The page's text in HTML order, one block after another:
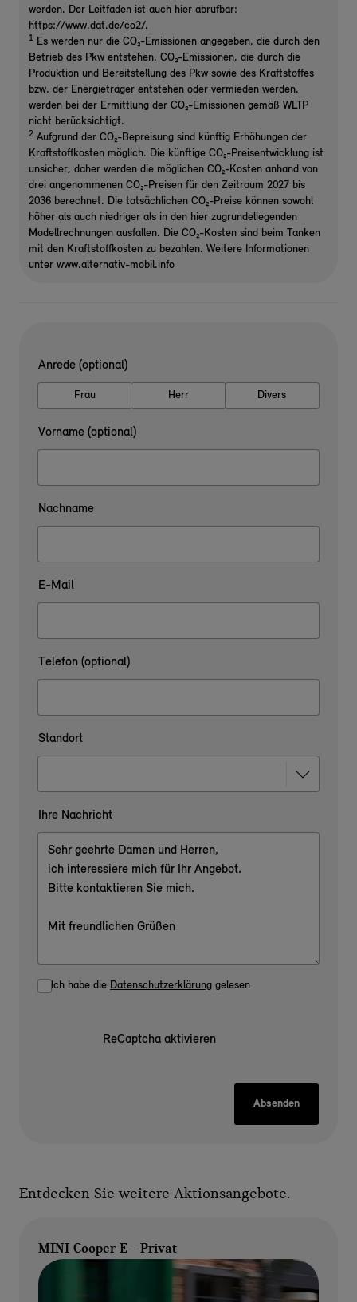
werden. Der Leitfaden ist auch hier abrufbar:
https://www.dat.de/co2/.
1 Es werden nur die CO₂-Emissionen angegeben, die durch den
Betrieb des Pkw entstehen. CO₂-Emissionen, die durch die
Produktion und Bereitstellung des Pkw sowie des Kraftstoffes
bzw. der Energieträger entstehen oder vermieden werden,
werden bei der Ermittlung der CO₂-Emissionen gemäß WLTP
nicht berücksichtigt.
2 Aufgrund der CO₂-Bepreisung sind künftig Erhöhungen der
Kraftstoffkosten möglich. Die künftige CO₂-Preisentwicklung ist
unsicher, daher werden die möglichen CO₂-Kosten anhand von
drei angenommenen CO₂-Preisen für den Zeitraum 2027 bis
2036 berechnet. Die tatsächlichen CO₂-Preise können sowohl
höher als auch niedriger als in den hier zugrundeliegenden
Modellrechnungen ausfallen. Die CO₂-Kosten sind beim Tanken
mit den Kraftstoffkosten zu bezahlen. Weitere Informationen
unter www.alternativ-mobil.info
Anrede (optional)
Frau Herr Divers
Vorname (optional)
Nachname
E-Mail
Telefon (optional)
Standort
Ihre Nachricht
Ich habe die Datenschutzerklärung gelesen
ReCaptcha aktivieren
Absenden
Entdecken Sie weitere Aktionsangebote.
MINI Cooper E - Privat